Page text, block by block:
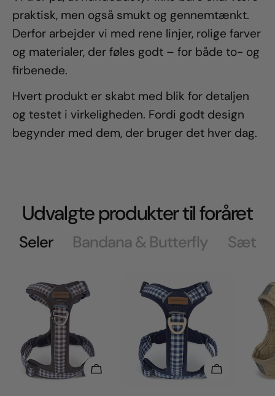
praktisk, men også smukt og gennemtænkt.
Derfor arbejder vi med rene linjer, rolige farver
og materialer, der føles godt – for både to- og
firbenede.
Hvert produkt er skabt med blik for detaljen
og testet i virkeligheden. Fordi godt design
begynder med dem, der bruger det hver dag.
Udvalgte produkter til foråret
Seler Bandana & Butterfly Sæt
Vælg Muligheder Vælg